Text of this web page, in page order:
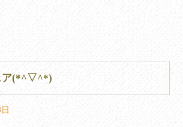
ア(*^▽^*)